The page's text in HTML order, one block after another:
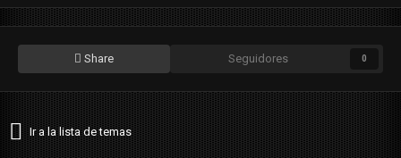
Share Seguidores 0
Ir a la lista de temas